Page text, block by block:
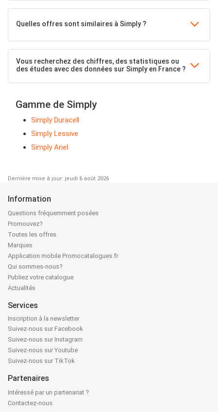
Quelles offres sont similaires à Simply ?
Vous recherchez des chiffres, des statistiques ou
des études avec des données sur Simply en France ?
Gamme de Simply
Simply Duracell
Simply Lessive
Simply Ariel
Dernière mise à jour: jeudi 6 août 2026
Information
Questions fréquemment posées
Promouvez?
Toutes les offres
Marques
Application mobile Promocatalogues.fr
Qui sommes-nous?
Publiez votre catalogue
Actualités
Services
Inscription à la newsletter
Suivez-nous sur Facebook
Suivez-nous sur Instagram
Suivez-nous sur Youtube
Suivez-nous sur TikTok
Partenaires
Intéressé par un partenariat ?
Contactez-nous